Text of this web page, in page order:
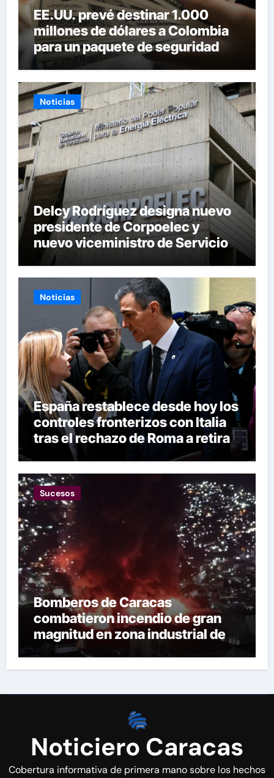
EE.UU. prevé destinar 1.000
millones de dólares a Colombia
para un paquete de seguridad
Noticias
Delcy Rodríguez designa nuevo
presidente de Corpoelec y
nuevo viceministro de Servicios
Eléctricos
Noticias
España restablece desde hoy los
controles fronterizos con Italia
tras el rechazo de Roma a retirar
las restricciones
Sucesos
Bomberos de Caracas
combatieron incendio de gran
magnitud en zona industrial de El
Llanito
Noticiero Caracas
Cobertura informativa de primera mano sobre los hechos